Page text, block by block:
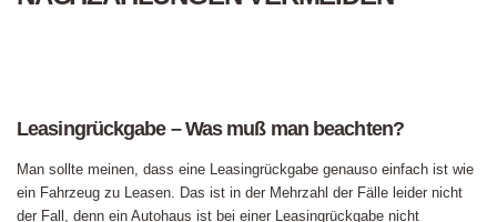
Leasingrückgabe – Was muß man beachten?
Man sollte meinen, dass eine Leasingrückgabe genauso einfach ist wie
ein Fahrzeug zu Leasen. Das ist in der Mehrzahl der Fälle leider nicht
der Fall, denn ein Autohaus ist bei einer Leasingrückgabe nicht